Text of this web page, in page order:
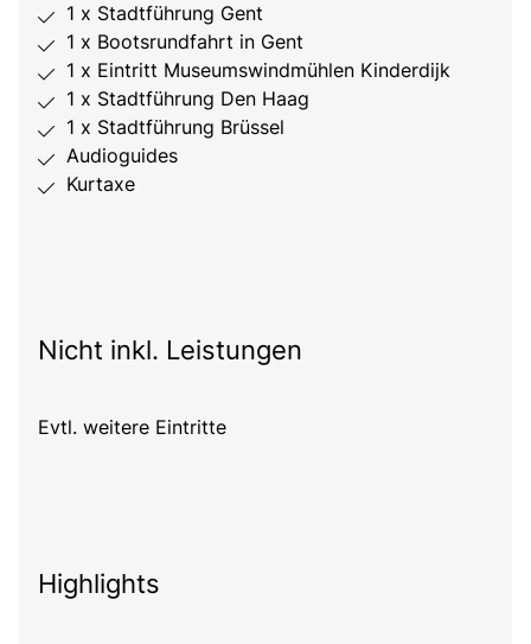
1 x Stadtführung Gent
1 x Bootsrundfahrt in Gent
1 x Eintritt Museumswindmühlen Kinderdijk
1 x Stadtführung Den Haag
1 x Stadtführung Brüssel
Audioguides
Kurtaxe
Nicht inkl. Leistungen
Evtl. weitere Eintritte
Highlights